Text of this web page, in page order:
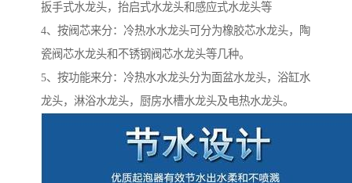
扳手式水龙头，抬启式水龙头和感应式水龙头等
4、按阀芯来分：冷热水水龙头可分为橡胶芯水龙头，陶
瓷阀芯水龙头和不锈钢阀芯水龙头等几种。
5、按功能来分：冷热水水龙头分为面盆水龙头，浴缸水
龙头，淋浴水龙头，厨房水槽水龙头及电热水龙头。